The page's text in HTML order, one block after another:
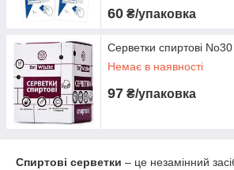
60 ₴/упаковка
Серветки спиртові
Немає в наявності
97 ₴/упаковка
Спиртові серветки – це незамінний